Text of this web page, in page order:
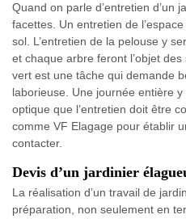
Quand on parle d’entretien d’un
facettes. Un entretien de
sol. L’entretien de la pelouse y
et chaque arbre feront l’objet des
vert est une tâche qui demande
laborieuse. Une journée entière
optique que l’entretien doit être
comme VF Elagage pour établir
contacter.
Devis d’un jardinier
La réalisation d’un travail de
préparation, non seulement en